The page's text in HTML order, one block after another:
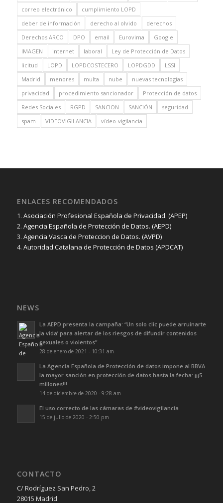
correo electrónico
cumplimiento LOPD
deber de información
derecho al olvido
derechos
Derechos ARCO
DPO email Eurovima
Google
IMAGEN
internet laboral
Ley de Protección de Datos
licitud
LOPD LOPDCOSTECERO LOPDGDD
LSSI
Madrid
menores multa nube
nuevas tecnologías
privacidad
procedimiento sancionador
Protección de datos
Redes Sociales
RGPD SANCION SANCIÓN
seguridad
spam
VIDEOVIGILANCIA vídeo-vigilancia
ENLACES RECOMENDADOS
1. Asociación Profesional Española de Privacidad. (APEP)
2. Agencia Española de Protección de Datos. (AEPD)
3. Agencia Vasca de Proteccion de Datos. (AVPD)
4. Autoridad Catalana de Protección de Datos (APDCAT)
NEWS
La AEPD presenta la campaña: “Un solo clic puede arruinarte
la vida’ para alertar de los riesgos de difundir contenidos
sexuales o violentos”
28 de enero de 2021 - 10:31 am
La Agencia Española de Protección de datos impone al BBVA
la mayor sanción en protección de datos hasta la fecha: ¡¡¡5
millones!!!
14 de diciembre de 2020 - 9:28 am
El uso correcto de las cámaras de #videovigilancia
15 de julio de 2020 - 2:50 pm
CONTACTO
C/ Rodríguez San Pedro, 2
28015 Madrid